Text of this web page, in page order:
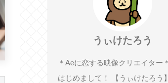
うぃけたろう
︎＊︎Aeに恋する映像クリエイター＊
はじめまして！ 【うぃけたろう